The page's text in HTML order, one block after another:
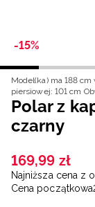
-15%
Model(ka) ma 188
piersiowej: 101 cm
Polar z
czarny
169,99 zł
Najniższa cena z
Cena początkowa